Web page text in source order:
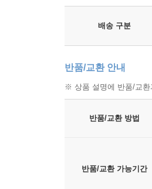
배송 구분
반품/교환 안내
※ 상품 설명에 반품/교환
반품/교환 방법
반품/교환 가능기간